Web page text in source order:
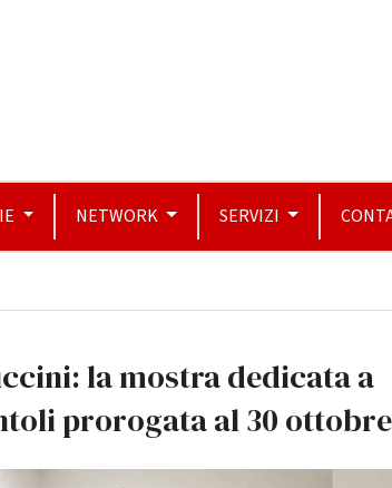
NETWORK SERVIZI
la mostra dedicata a
prorogata al 30 ottobre